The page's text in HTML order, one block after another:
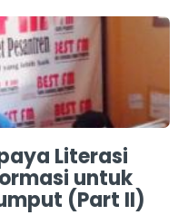
Literasi
untuk
(Part II)